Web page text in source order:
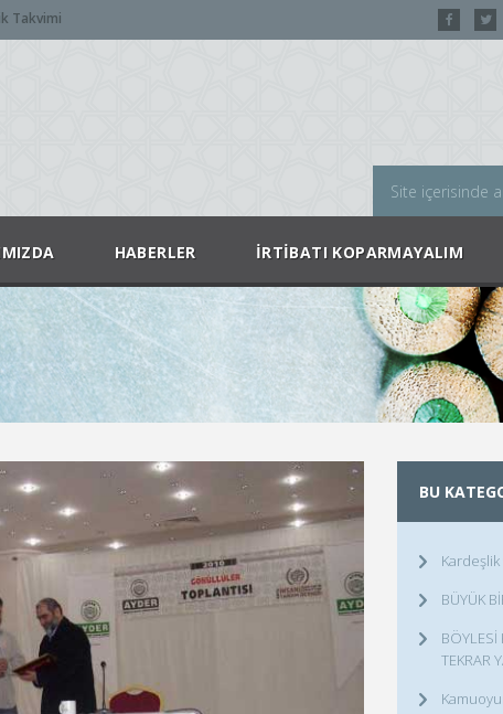
Takvimi
HABERLER İRTIBATI KOPARMAYALIM
BU
BÜYÜK
BÖYLESİ
TEKRAR